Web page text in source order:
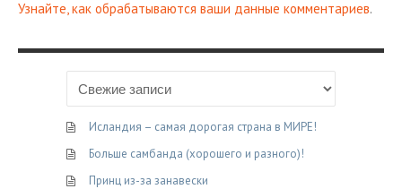
Узнайте, как обрабатываются ваши данные комментариев.
Исландия – самая дорогая страна в МИРЕ!
Больше самбанда (хорошего и разного)!
Принц из-за занавески